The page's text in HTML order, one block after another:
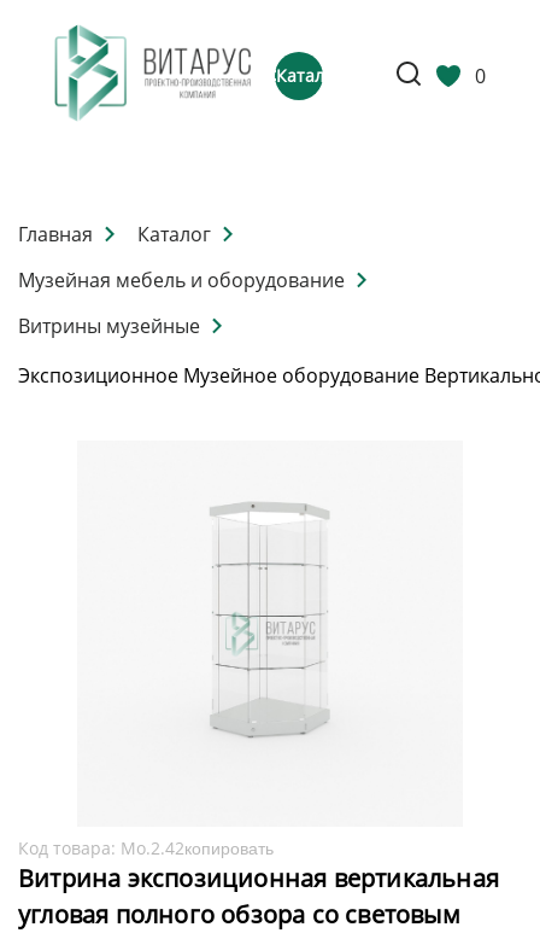
Каталог 0
Главная
Каталог
Музейная мебель и оборудование
Витрины музейные
Экспозиционное Музейное оборудование
Код товара: Мо.2.42копировать
Витрина экспозиционная вертикальная
угловая полного обзора со световым